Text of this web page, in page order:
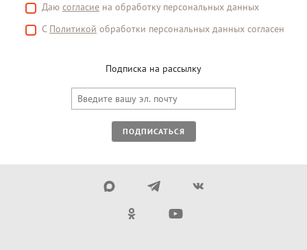
Даю согласие на обработку персональных данных
С Политикой обработки персональных данных согласен
Подписка на рассылку
ПОДПИСАТЬСЯ